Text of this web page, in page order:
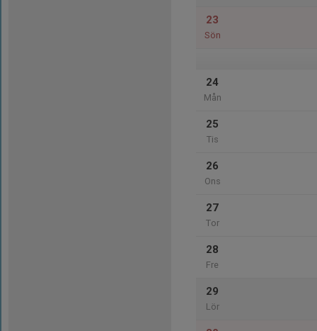
23
Sön
24
Mån
25
Tis
26
Ons
27
Tor
28
Fre
29
Lör